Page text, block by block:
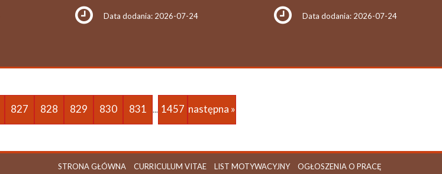
Data dodania: 2026-07-24 Data dodania: 2026-07-24
827 828 829 830 831 ... 1457 następna »
STRONA GŁÓWNA CURRICULUM VITAE LIST MOTYWACYJNY OGŁOSZENIA O PRACĘ